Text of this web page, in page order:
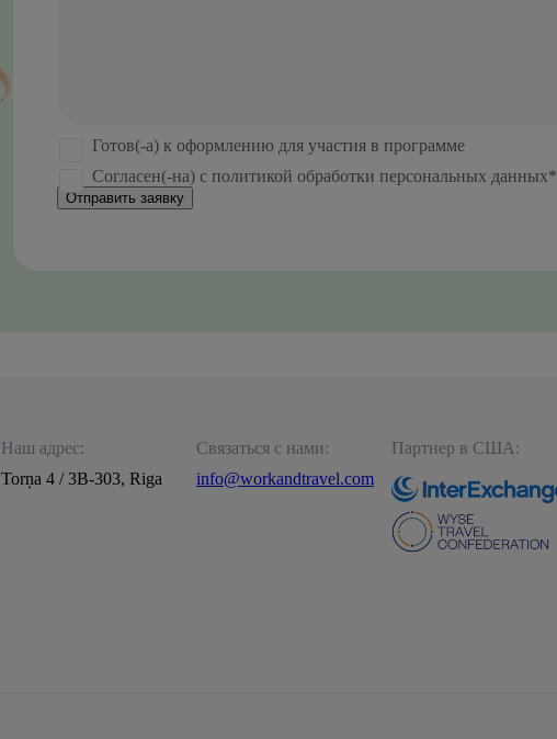
Готов(-а) к оформлению для участия в программе
Согласен(-на) с политикой обработки персональных данных*
Отправить заявку
Наш адрес:
Torņa 4 / 3B-303, Riga
Связаться с нами:
info@workandtravel.com
Партнер в США: